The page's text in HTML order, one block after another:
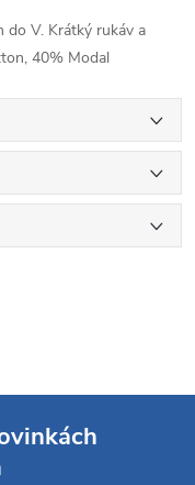
do V. Krátký rukáv a
40% Modal